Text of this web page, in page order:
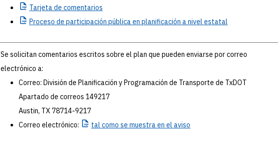
Tarjetade comentarios
Proceso de participación pública en planificación a nivel estatal
Se solicitan comentarios escritos sobre el plan que pueden enviarse por correo
electrónico a:
Correo: División de Planificación y Programación de Transporte de TxDOT
Apartado de correos 149217
Austin, TX 78714-9217
Correo electrónico:
tal como se muestra en el aviso